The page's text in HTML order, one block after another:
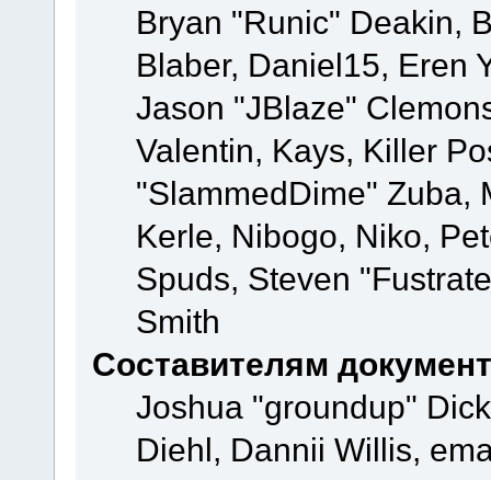
Bryan "Runic" Deakin,
Blaber, Daniel15, Eren
Jason "JBlaze"
Valentin, Kays, Killer
"SlammedDime" Zuba,
Kerle, Nibogo, Niko,
Spuds, Steven
Smith
Составителям
Joshua "groundup"
Diehl, Dannii Willis,